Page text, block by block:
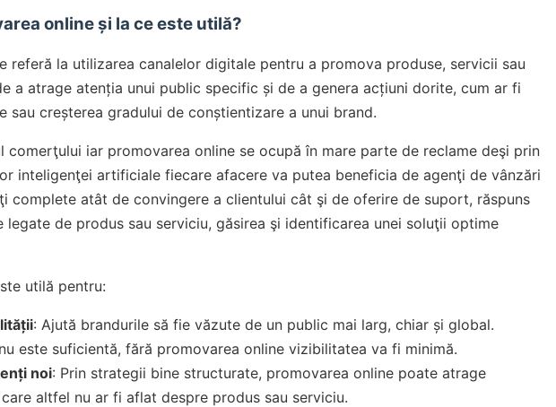
online și la ce este utilă?
referă la utilizarea canalelor digitale pentru a promova produse, servicii sau
a atrage atenția unui public specific și de a genera acțiuni dorite, cum ar fi
sau creșterea gradului de conștientizare a unui brand.
comerţului iar promovarea online se ocupă în mare parte de reclame deşi prin
inteligenţei artificiale fiecare afacere va putea beneficia de agenţi de vânzări
complete atât de convingere a clientului cât şi de oferire de suport, răspuns
legate de produs sau serviciu, găsirea şi identificarea unei soluţii optime
utilă pentru:
: Ajută brandurile să fie văzute de un public mai larg, chiar și global.
este suficientă, fără promovarea online vizibilitatea va fi minimă.
noi: Prin strategii bine structurate, promovarea online poate atrage
altfel nu ar fi aflat despre produs sau serviciu.